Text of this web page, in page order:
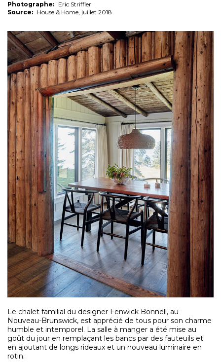
Photographe: Eric Striffler
Source: House & Home, juillet 2018
Le chalet familial du designer Fenwick Bonnell, au
Nouveau-Brunswick, est apprécié de tous pour son charme
humble et intemporel. La salle à manger a été mise au
goût du jour en remplaçant les bancs par des fauteuils et
en ajoutant de longs rideaux et un nouveau luminaire en
rotin.